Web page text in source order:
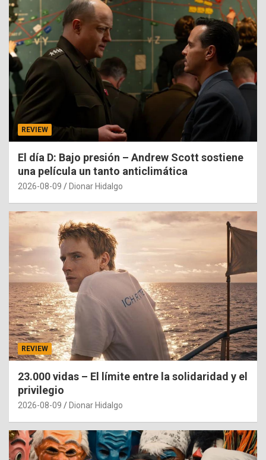
REVIEW
El día D: Bajo presión – Andrew Scott sostiene
una película un tanto anticlimática
2026-08-09 Dionar Hidalgo
REVIEW
23.000 vidas – El límite entre la solidaridad y el
privilegio
2026-08-09 Dionar Hidalgo